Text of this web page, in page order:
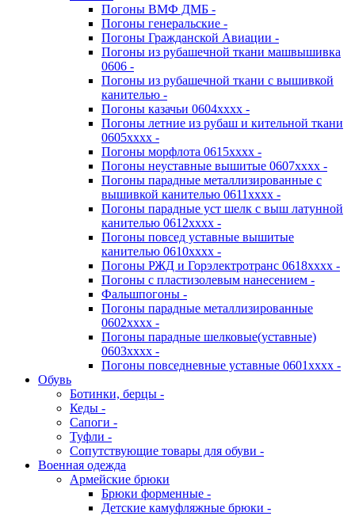
Погоны ВМФ ДМБ -
Погоны генеральские -
Погоны Гражданской Авиации -
Погоны из рубашечной ткани машвышивка
0606 -
Погоны из рубашечной ткани с вышивкой
канителью -
Погоны казачьи 0604хххх -
Погоны летние из рубаш и кительной ткани
0605хххх -
Погоны морфлота 0615хххх -
Погоны неуставные вышитые 0607хххх -
Погоны парадные металлизированные с
вышивкой канителью 0611хххх -
Погоны парадные уст шелк с выш латунной
канителью 0612хххх -
Погоны повсед уставные вышитые
канителью 0610хххх -
Погоны РЖД и Горэлектротранс 0618хххх -
Погоны с пластизолевым нанесением -
Фальшпогоны -
Погоны парадные металлизированные
0602хххх -
Погоны парадные шелковые(уставные)
0603хххх -
Погоны повседневные уставные 0601хххх -
Обувь
Ботинки, берцы -
Кеды -
Сапоги -
Туфли -
Сопутствующие товары для обуви -
Военная одежда
Армейские брюки
Брюки форменные -
Детские камуфляжные брюки -